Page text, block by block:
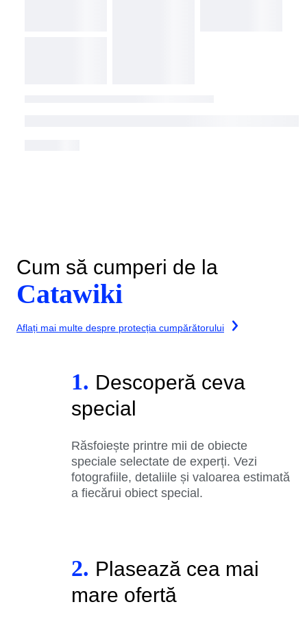
Cum să cumperi de la
Catawiki
Aflați mai multe despre protecția cumpărătorului
1. Descoperă ceva
special
Răsfoiește printre mii de obiecte
speciale selectate de experți. Vezi
fotografiile, detaliile și valoarea estimată
a fiecărui obiect special.
2. Plasează cea mai
mare ofertă